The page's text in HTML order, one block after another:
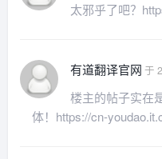
太邪乎了吧？
有道翻译官网 于
楼主的帖子实在
体！https://cn-